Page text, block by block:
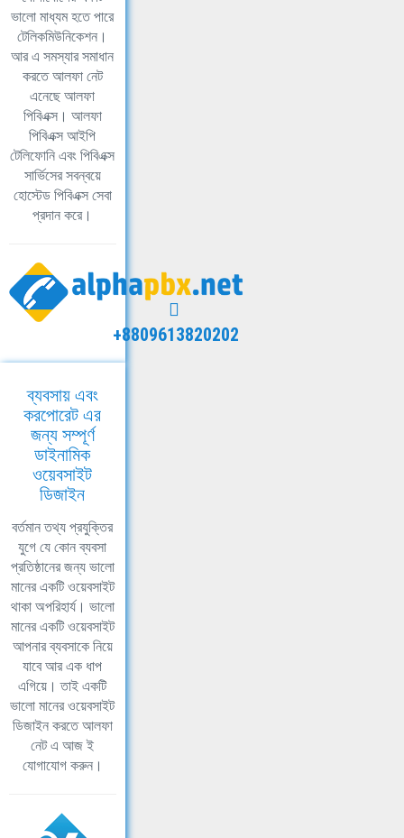
ভালো মাধ্যম হতে পারে
টেলিকমিউনিকেশন।
আর এ সমস্যার সমাধান
করতে আলফা নেট
এনেছে আলফা
পিবিএক্স। আলফা
পিবিএক্স আইপি
টেলিফোনি এবং পিবিএক্স
সার্ভিসের সবন্বয়ে
হোস্টেড পিবিএক্স সেবা
প্রদান করে।
+8809613820202
ব্যবসায় এবং
করপোরেট এর
জন্য সম্পূর্ণ
ডাইনামিক
ওয়েবসাইট
ডিজাইন
বর্তমান তথ্য প্রযুক্তির
যুগে যে কোন ব্যবসা
প্রতিষ্ঠানের জন্য ভালো
মানের একটি ওয়েবসাইট
থাকা অপরিহার্য। ভালো
মানের একটি ওয়েবসাইট
আপনার ব্যবসাকে নিয়ে
যাবে আর এক ধাপ
এগিয়ে। তাই একটি
ভালো মানের ওয়েবসাইট
ডিজাইন করতে আলফা
নেট এ আজ ই
যোগাযোগ করুন।